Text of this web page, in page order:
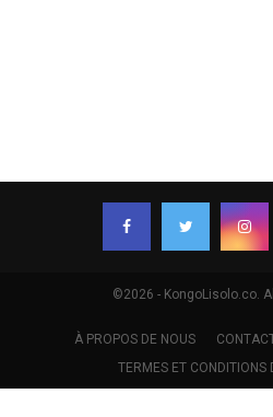
©2026 - KongoLisolo.co.
À PROPOS DE NOUS
TERMES ET CONDITIONS